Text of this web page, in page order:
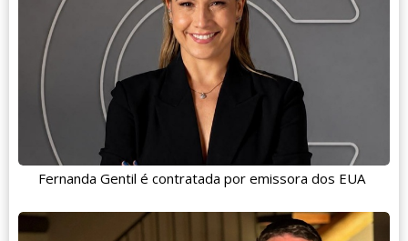
Fernanda Gentil é contratada por emissora dos EUA